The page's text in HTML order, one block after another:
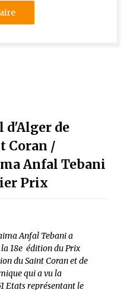
de
Coran /
Anfal Tebani
Prix
Anfal Tebani a
18e édition du Prix
du Saint Coran et de
qui a vu la
Etats représentant le